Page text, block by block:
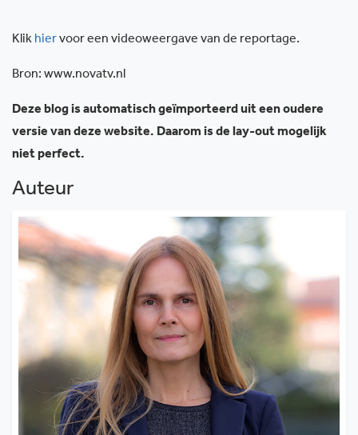
Klik hiervoor een videoweergave van de reportage.
Bron: www.novatv.nl
Deze blog is automatisch geïmporteerd uit een oudere
versie van deze website. Daarom is de lay-out mogelijk
niet perfect.
Auteur